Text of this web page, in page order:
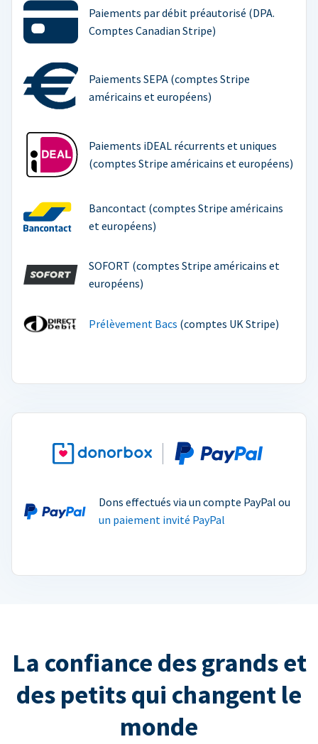
Paiements par débit préautorisé (DPA.
Comptes Canadian Stripe)
Paiements SEPA (comptes Stripe
américains et européens)
Paiements iDEAL récurrents et uniques
(comptes Stripe américains et européens)
Bancontact (comptes Stripe américains
et européens)
SOFORT (comptes Stripe américains et
européens)
Prélèvement Bacs (comptes UK Stripe)
Dons effectués via un compte PayPal ou
un paiement invité PayPal
La confiance des grands et
des petits qui changent le
monde